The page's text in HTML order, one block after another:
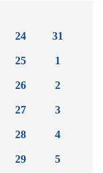
24
25
26
27
28
29
31
1
2
3
4
5